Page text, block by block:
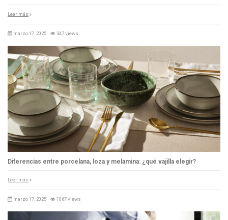
Leer más
marzo 17, 2025 347 views
Diferencias entre porcelana, loza y melamina: ¿qué vajilla elegir?
Leer más
marzo 17, 2025 1067 views